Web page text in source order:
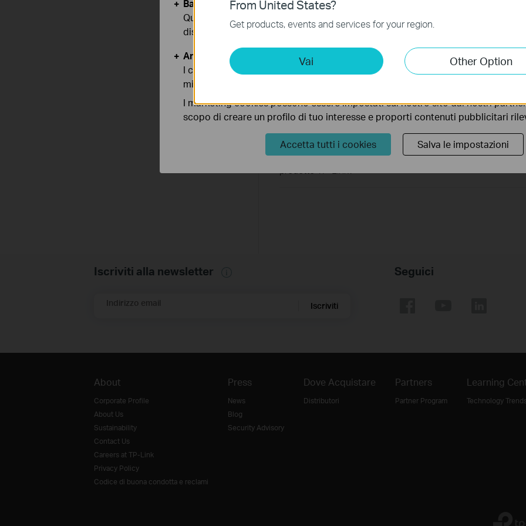
Come identifico il modello del prodotto per il quale ho
bisogno di assistenza?
How to Find the Serial Number (S/N) on Your TP-Link Device
Come identificare modello e versione hardware di un
Iscriviti alla newsletter
Indirizzo email Iscriviti
Seguici
About
Corporate Profile
About Us
Sustainability
Contact Us
Careers at TP-Link
Privacy Policy
Codice di buona condotta e reclami
Press
News
Blog
Security Advisory
Dove Acquistare
Distributori
Partners
Partner Program
Learning
Technology
From United States?
Get products, events and services for your region.
Vai Other Option
Basic Cookies
Questi cookies sono necessari per il corretto funzionamento del sito e non
disattivati nel tuo sistema.
Analytics e Marketing Cookies
I cookies analitici ci permettono di analizzare le tue attività sul nostro sito allo
migliorarne le funzionalità.
I marketing cookies possono essere impostati sul nostro sito dai nostri
scopo di creare un profilo di tuo interesse e proporti contenuti pubblicitari
Accetta tutti i cookies Salva le impostazioni